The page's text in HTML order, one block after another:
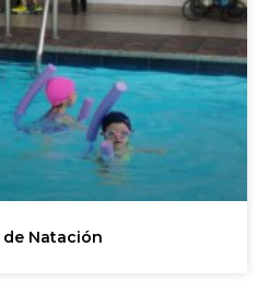
de Natación